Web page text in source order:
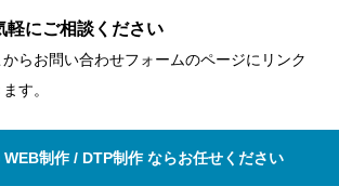
軽にご相談ください
からお問い合わせフォームのページにリンク
す。
制作 / DTP制作 ならお任せください